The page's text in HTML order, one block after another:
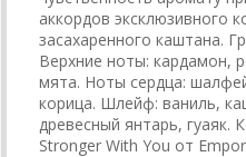
аккордов эксклюзивного
засахаренного каштана.
Верхние ноты: кардамон,
мята. Ноты сердца:
корица. Шлейф: ваниль,
древесный янтарь, гуаяк.
Stronger With You от